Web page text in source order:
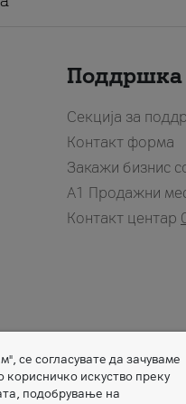
Поддршка
Секција за
Контакт форма
Закажи бизнис
A1 Продажни
Контакт центар
се согласувате да зачуваме
искуство преку
подобрување на